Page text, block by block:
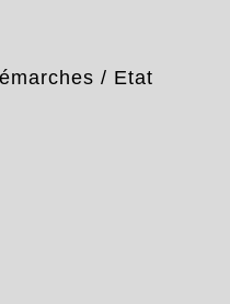
/ Etat